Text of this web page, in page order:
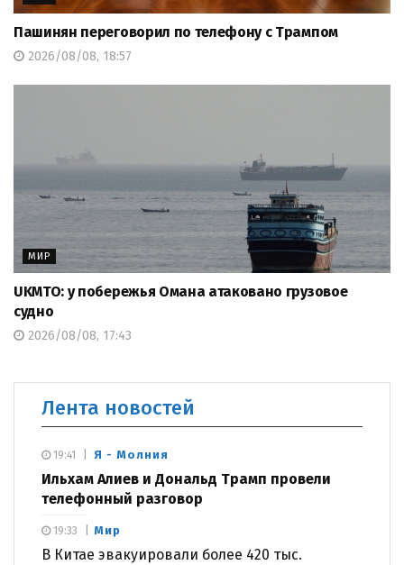
Пашинян переговорил по телефону с Трампом
2026/08/08, 18:57
МИР
UKMTO: у побережья Омана атаковано грузовое
судно
2026/08/08, 17:43
Лента новостей
Я - Молния
Ильхам Алиев и Дональд Трамп провели
телефонный разговор
19:41
Мир
В Китае эвакуировали более 420 тыс.
19:33